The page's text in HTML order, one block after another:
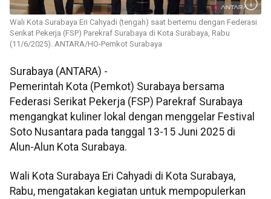
Wali Kota Surabaya Eri Cahyadi (tengah) saat bertemu dengan Federasi
Serikat Pekerja (FSP) Parekraf Surabaya di Kota Surabaya, Rabu
(11/6/2025). ANTARA/HO-Pemkot Surabaya
Surabaya (ANTARA) -
Pemerintah Kota (Pemkot) Surabaya bersama
Federasi Serikat Pekerja (FSP) Parekraf Surabaya
mengangkat kuliner lokal dengan menggelar Festival
Soto Nusantara pada tanggal 13-15 Juni 2025 di
Alun-Alun Kota Surabaya.
Wali Kota Surabaya Eri Cahyadi di Kota Surabaya,
Rabu, mengatakan kegiatan untuk mempopulerkan